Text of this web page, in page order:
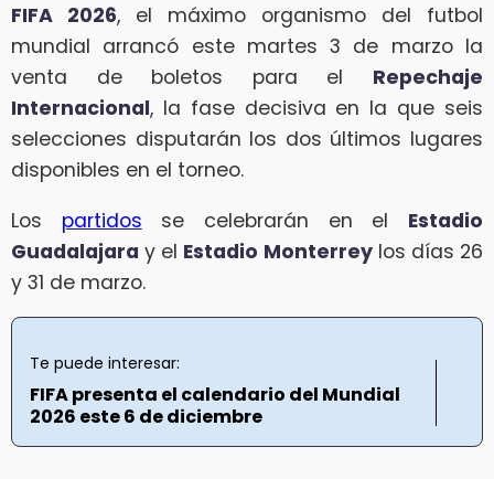
FIFA 2026, el máximo organismo del futbol
mundial arrancó este martes 3 de marzo la
venta de boletos para el Repechaje
Internacional, la fase decisiva en la que seis
selecciones disputarán los dos últimos lugares
disponibles en el torneo.
Los partidos se celebrarán en el Estadio
Guadalajara y el Estadio Monterreylos días 26
y 31 de marzo.
Te puede interesar:
FIFA presenta el calendario del Mundial
2026 este 6 de diciembre